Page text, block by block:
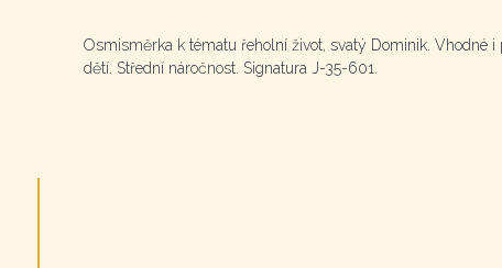
Osmisměrka k tématu řeholní život, svatý Dominik. Vhodné i
dětí. Střední náročnost. Signatura J-35-601.